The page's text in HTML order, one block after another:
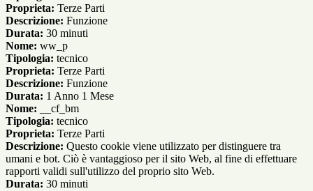
Proprieta: Terze Parti
Descrizione: Funzione
Durata: 30 minuti
Nome: ww_p
Tipologia: tecnico
Proprieta: Terze Parti
Descrizione: Funzione
Durata: 1 Anno 1 Mese
Nome: __cf_bm
Tipologia: tecnico
Proprieta: Terze Parti
Descrizione: Questo cookie viene utilizzato per distinguere tra
umani e bot. Ciò è vantaggioso per il sito Web, al fine di effettuare
rapporti validi sull'utilizzo del proprio sito Web.
Durata: 30 minuti